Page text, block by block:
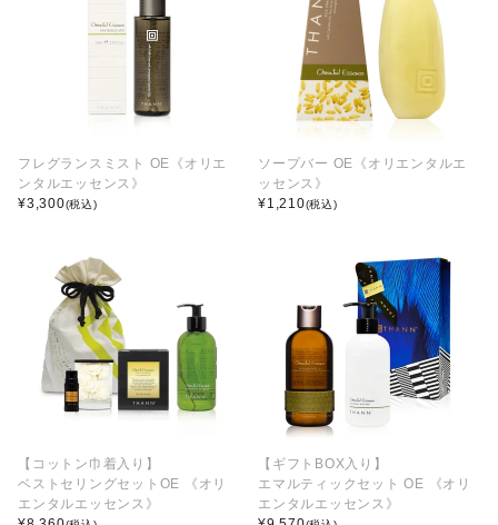
フレグランスミスト OE《オリエ
ンタルエッセンス》
¥3,300(税込)
ソープバー OE《オリエンタルエ
ッセンス》
¥1,210(税込)
【コットン巾着入り】
ベストセリングセットOE 《オリ
エンタルエッセンス》
【ギフトBOX入り】
エマルティックセット OE 《オリ
エンタルエッセンス》